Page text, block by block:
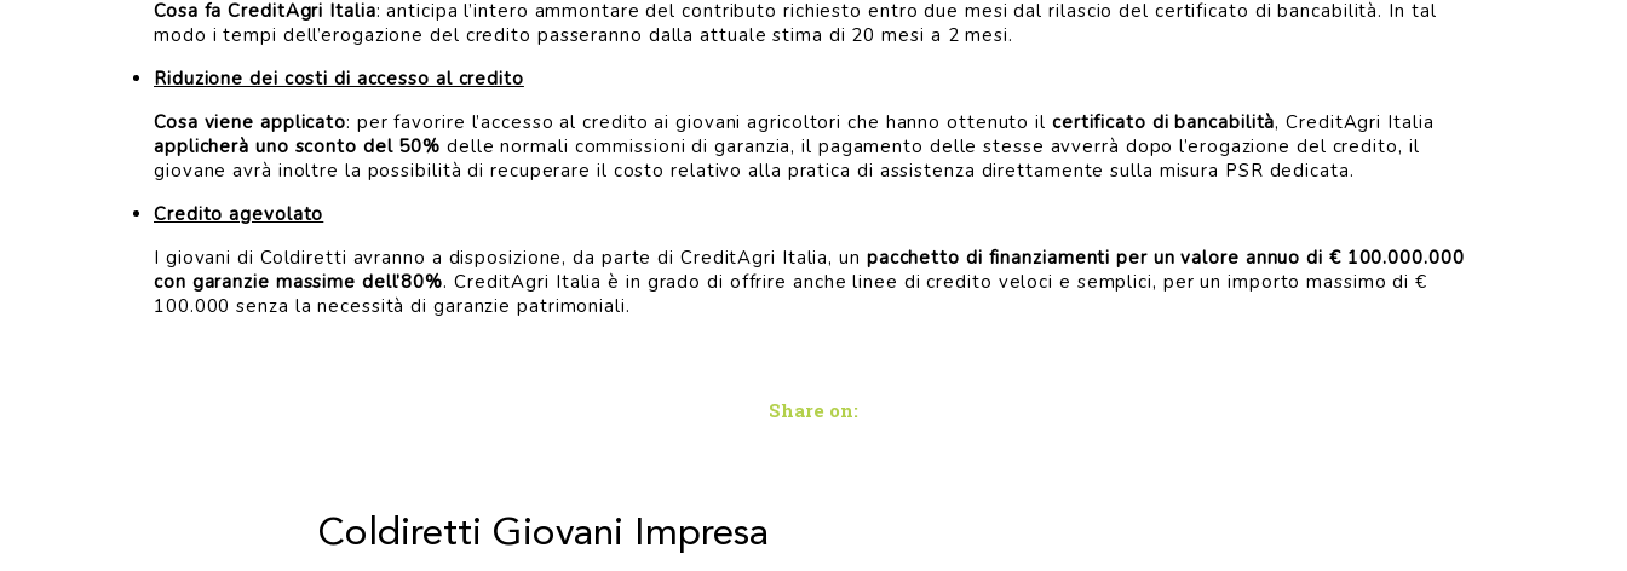
Cosa fa CreditAgri Italia: anticipa l’intero ammontare del contributo richiesto entro due mesi dal rilascio del certificato di bancabilità. In tal
modo i tempi dell’erogazione del credito passeranno dalla attuale stima di 20 mesi a 2 mesi.
Riduzione dei costi di accesso al credito
Cosa viene applicato: per favorire l’accesso al credito ai giovani agricoltori che hanno ottenuto il certificato di bancabilità, CreditAgri Italia
applicherà uno sconto del 50% delle normali commissioni di garanzia, il pagamento delle stesse avverrà dopo l’erogazione del credito, il
giovane avrà inoltre la possibilità di recuperare il costo relativo alla pratica di assistenza direttamente sulla misura PSR dedicata.
Credito agevolato
I giovani di Coldiretti avranno a disposizione, da parte di CreditAgri Italia, un pacchetto di finanziamenti per un valore annuo di € 100.000.000
con garanzie massime dell’80%. CreditAgri Italia è in grado di offrire anche linee di credito veloci e semplici, per un importo massimo di €
100.000 senza la necessità di garanzie patrimoniali.
Share on:
Coldiretti Giovani Impresa